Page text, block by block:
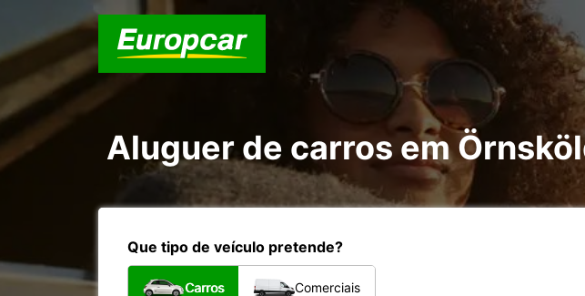
Aluguer de carros em
Que tipo de veículo pretende?
Carros Comerciais